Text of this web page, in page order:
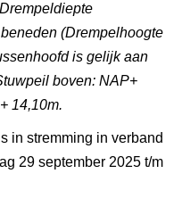
(Drempelhoogte
is gelijk aan
boven: NAP+
14,10m.
in stremming in verband
29 september 2025 t/m